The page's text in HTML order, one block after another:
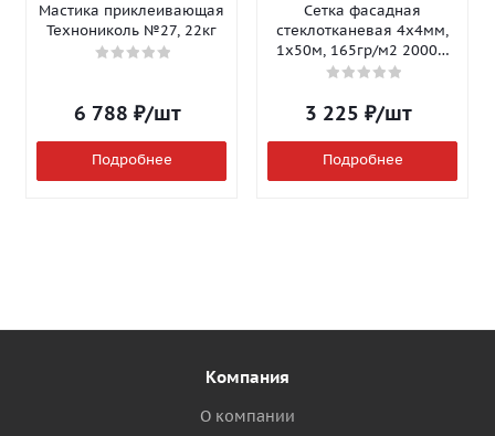
Мастика приклеивающая
Технониколь №27, 22кг
6 788 ₽/шт
Подробнее
Сетка фасадная
стеклотканевая 4х4мм,
1х50м, 165гр/м2 2000Н
Isomax-165
3 225 ₽/шт
Подробнее
Компания
О компании